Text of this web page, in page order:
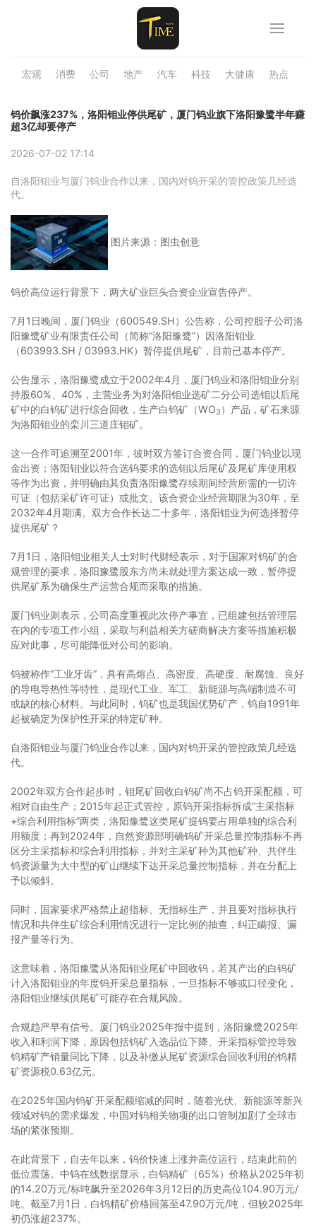
宏观 消费 公司 地产 汽车 科技 大健康 热点
钨价飙涨237%，洛阳钼业停供尾矿，厦门钨业旗下洛阳豫鹭半年赚
超3亿却要停产
2026-07-02 17:14
自洛阳钼业与厦门钨业合作以来，国内对钨开采的管控政策几经迭
代。
图片来源：图虫创意
钨价高位运行背景下，两大矿业巨头合资企业宣告停产。
7月1日晚间，厦门钨业（600549.SH）公告称，公司控股子公司洛
阳豫鹭矿业有限责任公司（简称“洛阳豫鹭”）因洛阳钼业
（603993.SH / 03993.HK）暂停提供尾矿，目前已基本停产。
公告显示，洛阳豫鹭成立于2002年4月，厦门钨业和洛阳钼业分别
持股60%、40%，主营业务为对洛阳钼业选矿二分公司选钼以后尾
矿中的白钨矿进行综合回收，生产白钨矿（WO3 ）产品，矿石来源
为洛阳钼业的栾川三道庄钼矿。
这一合作可追溯至2001年，彼时双方签订合资合同，厦门钨业以现
金出资；洛阳钼业以符合选钨要求的选钼以后尾矿及尾矿库使用权
等作为出资，并明确由其负责洛阳豫鹭存续期间经营所需的一切许
可证（包括采矿许可证）或批文。该合资企业经营期限为30年，至
2032年4月期满。双方合作长达二十多年，洛阳钼业为何选择暂停
提供尾矿？
7月1日，洛阳钼业相关人士对时代财经表示，对于国家对钨矿的合
规管理的要求，洛阳豫鹭股东方尚未就处理方案达成一致，暂停提
供尾矿系为确保生产运营合规而采取的措施。
厦门钨业则表示，公司高度重视此次停产事宜，已组建包括管理层
在内的专项工作小组，采取与利益相关方磋商解决方案等措施积极
应对此事，尽可能降低对公司的影响。
钨被称作“工业牙齿”，具有高熔点、高密度、高硬度、耐腐蚀、良好
的导电导热性等特性，是现代工业、军工、新能源与高端制造不可
或缺的核心材料。与此同时，钨矿也是我国优势矿产，钨自1991年
起被确定为保护性开采的特定矿种。
自洛阳钼业与厦门钨业合作以来，国内对钨开采的管控政策几经迭
代。
2002年双方合作起步时，钼尾矿回收白钨矿尚不占钨开采配额，可
相对自由生产；2015年起正式管控，原钨开采指标拆成“主采指标
+综合利用指标”两类，洛阳豫鹭这类尾矿提钨要占用单独的综合利
用额度；再到2024年，自然资源部明确钨矿开采总量控制指标不再
区分主采指标和综合利用指标，并对主采矿种为其他矿种、共伴生
钨资源量为大中型的矿山继续下达开采总量控制指标，并在分配上
予以倾斜。
同时，国家要求严格禁止超指标、无指标生产，并且要对指标执行
情况和共伴生矿综合利用情况进行一定比例的抽查，纠正瞒报、漏
报产量等行为。
这意味着，洛阳豫鹭从洛阳钼业尾矿中回收钨，若其产出的白钨矿
计入洛阳钼业的年度钨开采总量指标，一旦指标不够或口径变化，
洛阳钼业继续供尾矿可能存在合规风险。
合规趋严早有信号。厦门钨业2025年报中提到，洛阳豫鹭2025年
收入和利润下降，原因包括钨矿入选品位下降、开采指标管控导致
钨精矿产销量同比下降，以及补缴从尾矿资源综合回收利用的钨精
矿资源税0.63亿元。
在2025年国内钨矿开采配额缩减的同时，随着光伏、新能源等新兴
领域对钨的需求爆发，中国对钨相关物项的出口管制加剧了全球市
场的紧张预期。
在此背景下，自去年以来，钨价快速上涨并高位运行，结束此前的
低位震荡。中钨在线数据显示，白钨精矿（65%）价格从2025年初
的14.20万元/标吨飙升至2026年3月12日的历史高位104.90万元/
吨。截至7月1日，白钨精矿价格回落至47.90万元/吨，但较2025年
初仍涨超237%。